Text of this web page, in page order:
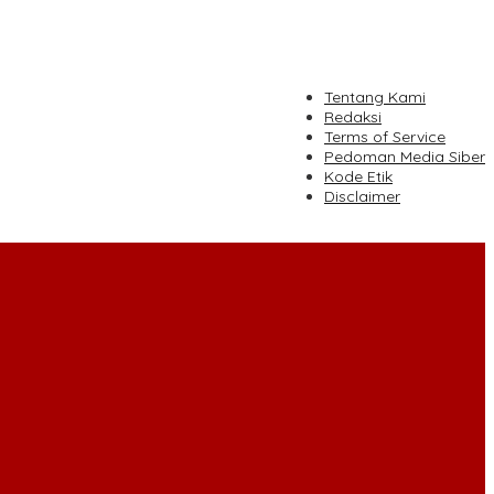
Tentang Kami
Redaksi
Terms of Service
Pedoman Media Siber
Kode Etik
Disclaimer